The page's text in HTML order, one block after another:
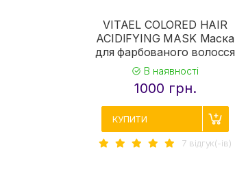
VITAEL COLORED HAIR
ACIDIFYING MASK Маска
для фарбованого волосся
В наявності
1000 грн.
КУПИТИ
7 вiдгук(-iв)